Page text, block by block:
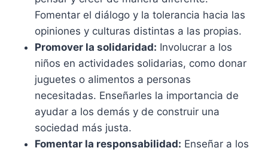
Fomentar el diálogo y la tolerancia hacia las
opiniones y culturas distintas a las propias.
Promover la solidaridad: Involucrar a los
niños en actividades solidarias, como donar
juguetes o alimentos a personas
necesitadas. Enseñarles la importancia de
ayudar a los demás y de construir una
sociedad más justa.
Fomentar la responsabilidad: Enseñar a los